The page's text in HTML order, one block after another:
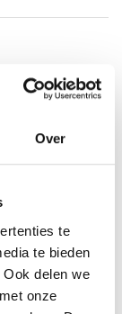
Over
te
te bieden
delen we
onze